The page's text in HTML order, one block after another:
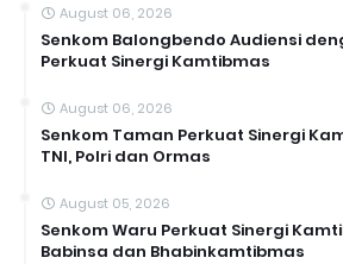
August 06, 2026
Senkom Balongbendo Audiensi
Perkuat Sinergi Kamtibmas
August 06, 2026
Senkom Taman Perkuat Sinergi
TNI, Polri dan Ormas
August 05, 2026
Senkom Waru Perkuat Sinergi
Babinsa dan Bhabinkamtibmas